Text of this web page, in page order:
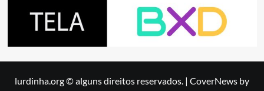
lurdinha.org © alguns direitos reservados. | CoverNews by